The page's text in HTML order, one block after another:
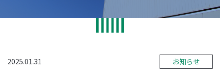
2025.01.31 お知らせ